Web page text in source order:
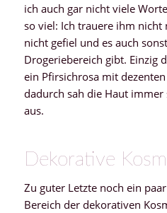
ich auch gar nicht viele
so viel: Ich trauere ihm nicht
nicht gefiel und es auch
Drogeriebereich gibt. Einzig
ein Pfirsichrosa mit
dadurch sah die Haut
aus.
Dekorative
Zu guter Letzte noch ein
Bereich der dekorativen